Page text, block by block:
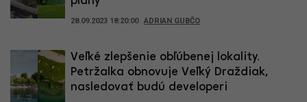
28.09.2023 18:20:00 ADRIAN GUBČO
Veľké zlepšenie obľúbenej lokality.
Petržalka obnovuje Veľký Draždiak,
nasledovať budú developeri